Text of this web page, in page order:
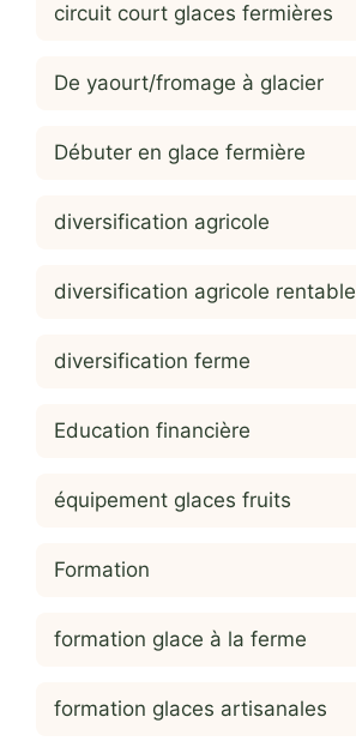
circuit court glaces fermières
De yaourt/fromage à glacier
Débuter en glace fermière
diversification agricole
diversification agricole rentable
diversification ferme
Education financière
équipement glaces fruits
Formation
formation glace à la ferme
formation glaces artisanales